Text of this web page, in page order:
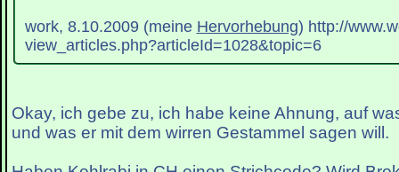
work, 8.10.2009 (meine Hervorhebung) http://
view_articles.php?articleId=1028&topic=6
Okay, ich gebe zu, ich habe keine Ahnung, auf
und was er mit dem wirren Gestammel sagen will.